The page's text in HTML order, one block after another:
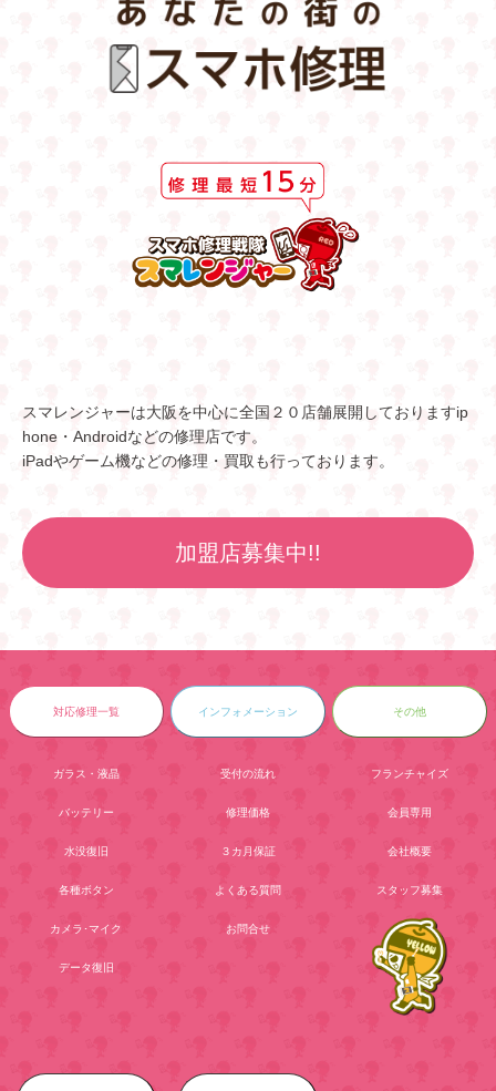
スマレンジャーは大阪を中心に全国２０店舗展開しておりますip
hone・Androidなどの修理店です。
iPadやゲーム機などの修理・買取も行っております。
加盟店募集中!!
対応修理一覧
ガラス・液晶
バッテリー
水没復旧
各種ボタン
カメラ･マイク
データ復旧
インフォメーション
受付の流れ
修理価格
３カ月保証
よくある質問
お問合せ
その他
フランチャイズ
会員専用
会社概要
スタッフ募集